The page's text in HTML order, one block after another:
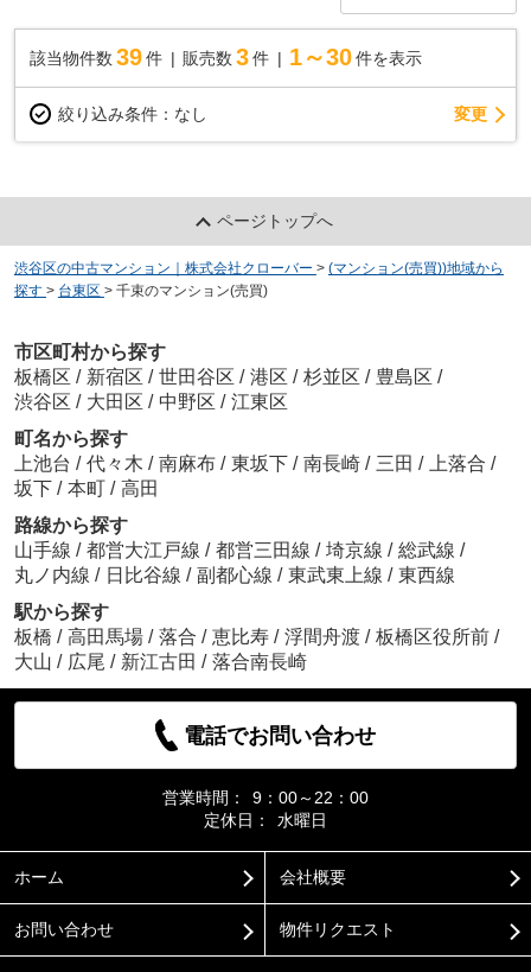
該当物件数 39件 販売数 3 件 1～30 件を表示
絞り込み条件： なし 変更
ページトップへ
渋谷区の中古マンション｜株式会社クローバー > (マンション(売買))地域から
探す > 台東区 > 千束のマンション(売買)
市区町村から探す
板橋区 / 新宿区 / 世田谷区 / 港区 / 杉並区 / 豊島区 /
渋谷区 / 大田区 / 中野区 / 江東区
町名から探す
上池台 / 代々木 / 南麻布 / 東坂下 / 南長崎 / 三田 / 上落合 /
坂下 / 本町 / 高田
路線から探す
山手線 / 都営大江戸線 / 都営三田線 / 埼京線 / 総武線 /
丸ノ内線 / 日比谷線 / 副都心線 / 東武東上線 / 東西線
駅から探す
板橋 / 高田馬場 / 落合 / 恵比寿 / 浮間舟渡 / 板橋区役所前 /
大山 / 広尾 / 新江古田 / 落合南長崎
電話でお問い合わせ
営業時間：
9：00～22：00
定休日：
水曜日
ホーム 会社概要
お問い合わせ 物件リクエスト